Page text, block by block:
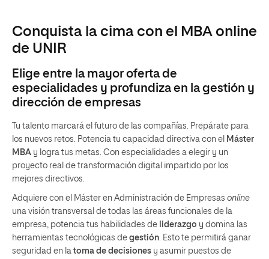
Conquista la cima con el MBA online
de UNIR
Elige entre la mayor oferta de
especialidades y profundiza en la gestión y
dirección de empresas
Tu talento marcará el futuro de las compañías. Prepárate para
los nuevos retos. Potencia tu capacidad directiva con el Máster
MBA y logra tus metas. Con especialidades a elegir y un
proyecto real de transformación digital impartido por los
mejores directivos.
Adquiere con el Máster en Administración de Empresas online
una visión transversal de todas las áreas funcionales de la
empresa, potencia tus habilidades de liderazgo y domina las
herramientas tecnológicas de gestión. Esto te permitirá ganar
seguridad en la toma de decisiones y asumir puestos de